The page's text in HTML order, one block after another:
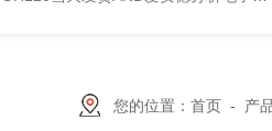
您的位置： 首页- 产